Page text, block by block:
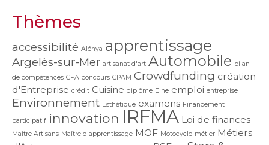
Thèmes
accessibilité Alénya apprentissage
Argelès-sur-Mer artisanat d'art Automobile bilan
de compétences CFA concours CPAM Crowdfunding création
d'Entreprise crédit Cuisine diplôme Elne emploi entreprise
Environnement Esthétique examens Financement
participatif innovation IRFMA Loi de finances
Maître Artisans Maître d'apprentissage MOF Motocycle métier Métiers